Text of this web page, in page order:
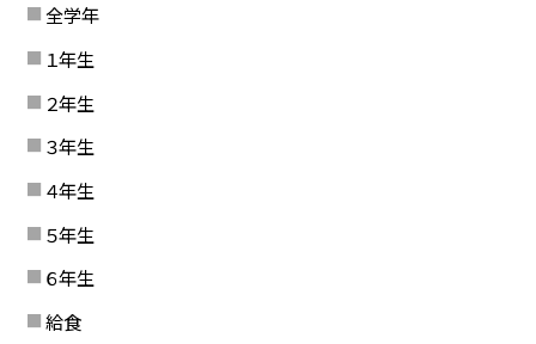
全学年
１年生
２年生
３年生
４年生
５年生
６年生
給食